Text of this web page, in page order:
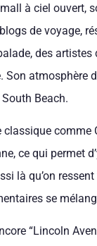
à ciel ouvert,
de voyage,
des
Son
Beach.
ce qui permet
là qu’on
se
“Lincoln